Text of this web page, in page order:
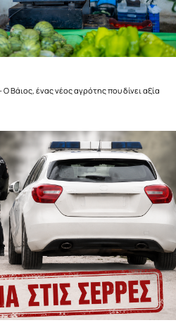
Βάιος, ένας νέος αγρότης που δίνει αξία